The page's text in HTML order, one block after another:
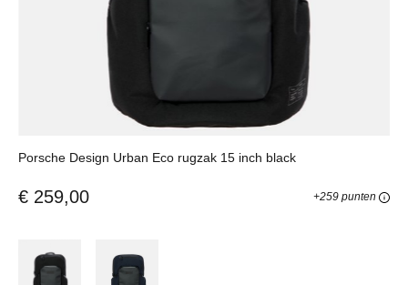
Porsche Design Urban Eco rugzak 15 inch black
€ 259,00 +259 punten